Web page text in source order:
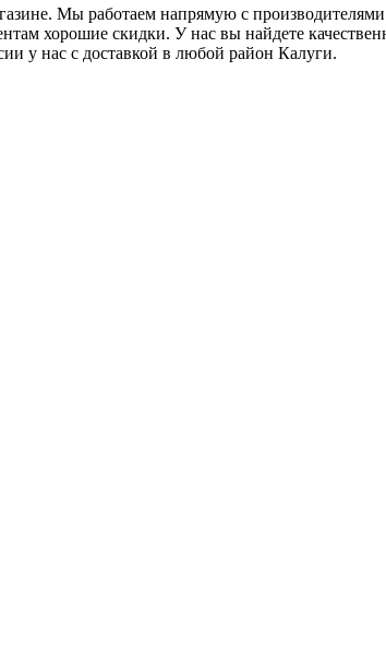
Мы работаем напрямую с
хорошие скидки. У нас вы найдете
у нас с доставкой в любой район Калуги.